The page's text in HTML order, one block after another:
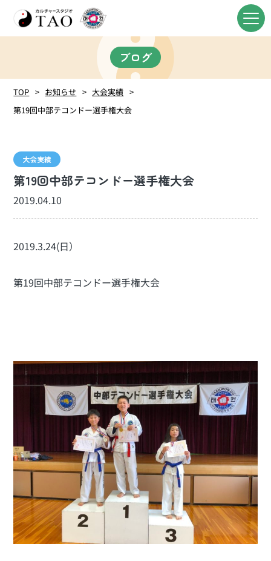
ブログ
TOP お知らせ
大会実績
第19回中部テコンドー選手権大会
大会実績
第19回中部テコンドー選手権大会
2019.04.10
2019.3.24(日）
第19回中部テコンドー選手権大会